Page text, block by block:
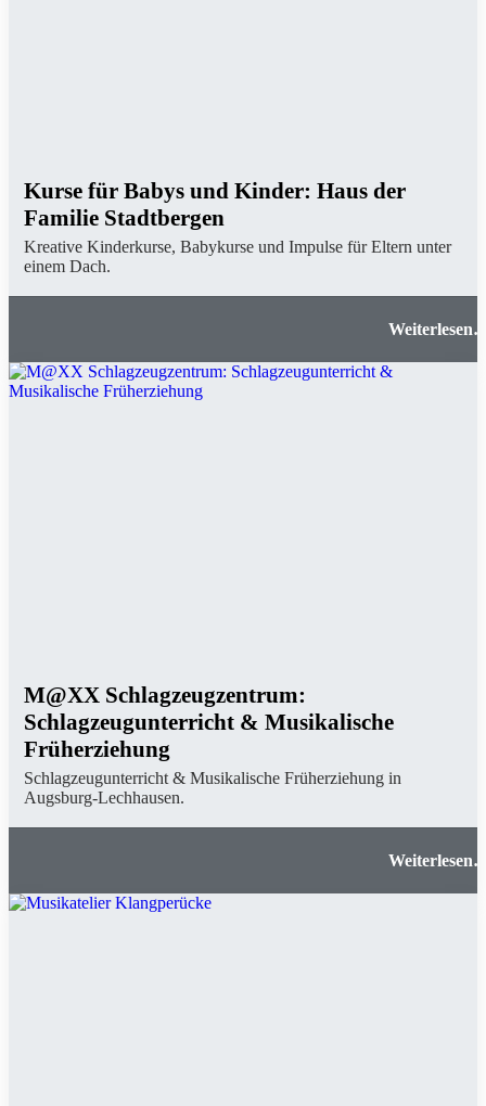
Kurse für Babys und Kinder: Haus der
Familie Stadtbergen
Kreative Kinderkurse, Babykurse und Impulse für Eltern unter
einem Dach.
& Musikalische
M@XX Schlagzeugzentrum:
Schlagzeugunterricht & Musikalische
Früherziehung
Schlagzeugunterricht & Musikalische Früherziehung in
Augsburg-Lechhausen.